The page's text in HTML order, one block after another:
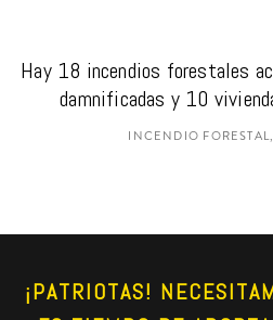
Hay 18 incendios forestales
damnificadas y 10
INCENDIO
¡PATRIOTAS!